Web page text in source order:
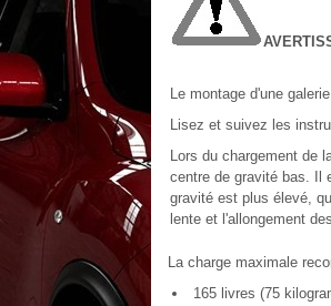
Le montage d'une
Lisez et suivez les
Lors du chargement de
centre de gravité bas. Il
gravité est plus élevé,
lente et l'allongement
La charge maximale
165 livres (75